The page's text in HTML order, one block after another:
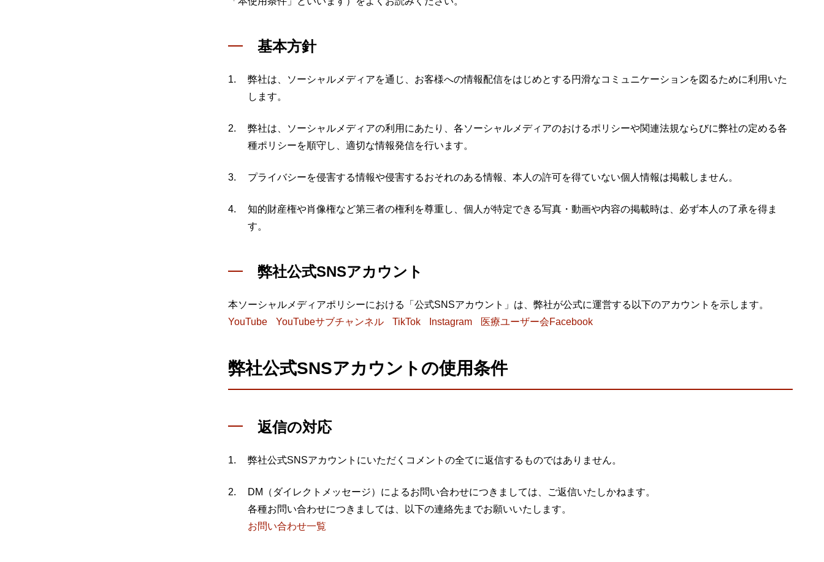
基本方針
弊社は、ソーシャルメディアを通じ、お客様への情報配信をはじめとする円滑なコミュニケーションを図るために利用いた
します。
弊社は、ソーシャルメディアの利用にあたり、各ソーシャルメディアのおけるポリシーや関連法規ならびに弊社の定める各
種ポリシーを順守し、適切な情報発信を行います。
プライバシーを侵害する情報や侵害するおそれのある情報、本人の許可を得ていない個人情報は掲載しません。
知的財産権や肖像権など第三者の権利を尊重し、個人が特定できる写真・動画や内容の掲載時は、必ず本人の了承を得ま
す。
弊社公式SNSアカウント
本ソーシャルメディアポリシーにおける「公式SNSアカウント」は、弊社が公式に運営する以下のアカウントを示します。
YouTube
YouTubeサブチャンネル TikTok Instagram 医療ユーザー会Facebook
弊社公式SNSアカウントの使用条件
返信の対応
弊社公式SNSアカウントにいただくコメントの全てに返信するものではありません。
DM（ダイレクトメッセージ）によるお問い合わせにつきましては、ご返信いたしかねます。
各種お問い合わせにつきましては、以下の連絡先までお願いいたします。
お問い合わせ一覧